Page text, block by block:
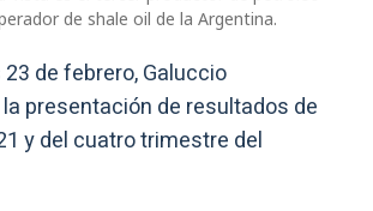
de shale oil de la Argentina.
de febrero, Galuccio
presentación de resultados de
y del cuatro trimestre del